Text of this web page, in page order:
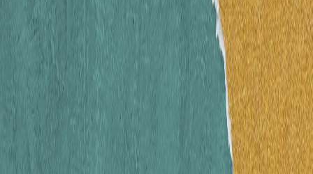
Konsultasi Syariah
Resonansi
Sejarah
Lensa
Iqtishodia